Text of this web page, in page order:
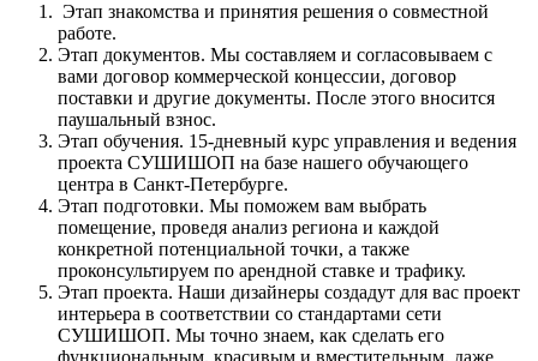
Этап знакомства и принятия решения о совместной
работе.
Этап документов. Мы составляем и согласовываем с
вами договор коммерческой концессии, договор
поставки и другие документы. После этого вносится
паушальный взнос.
Этап обучения. 15-дневный курс управления и ведения
проекта СУШИШОП на базе нашего обучающего
центра в Санкт-Петербурге.
Этап подготовки. Мы поможем вам выбрать
помещение, проведя анализ региона и каждой
конкретной потенциальной точки, а также
проконсультируем по арендной ставке и трафику.
Этап проекта. Наши дизайнеры создадут для вас проект
интерьера в соответствии со стандартами сети
СУШИШОП. Мы точно знаем, как сделать его